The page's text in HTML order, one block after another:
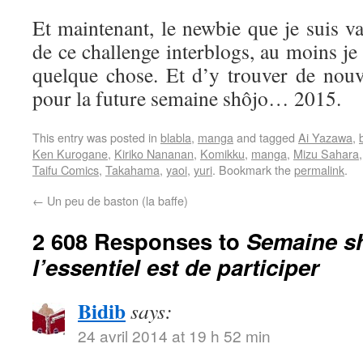
Et maintenant, le newbie que je suis
de ce challenge interblogs, au moins
quelque chose. Et d’y trouver de
pour la future semaine shôjo… 2015.
This entry was posted in blabla, mangaand tagged Ai Yazawa,
Ken Kurogane, Kiriko Nananan, Komikku, manga, Mizu Sahara
Taifu Comics, Takahama, yaoi, yuri. Bookmark thepermalink.
← Un peu de baston (la baffe)
2 608 Responses to Semaine
l’essentiel est de participer
Bidibsays:
24 avril 2014 at 19 h 52 min